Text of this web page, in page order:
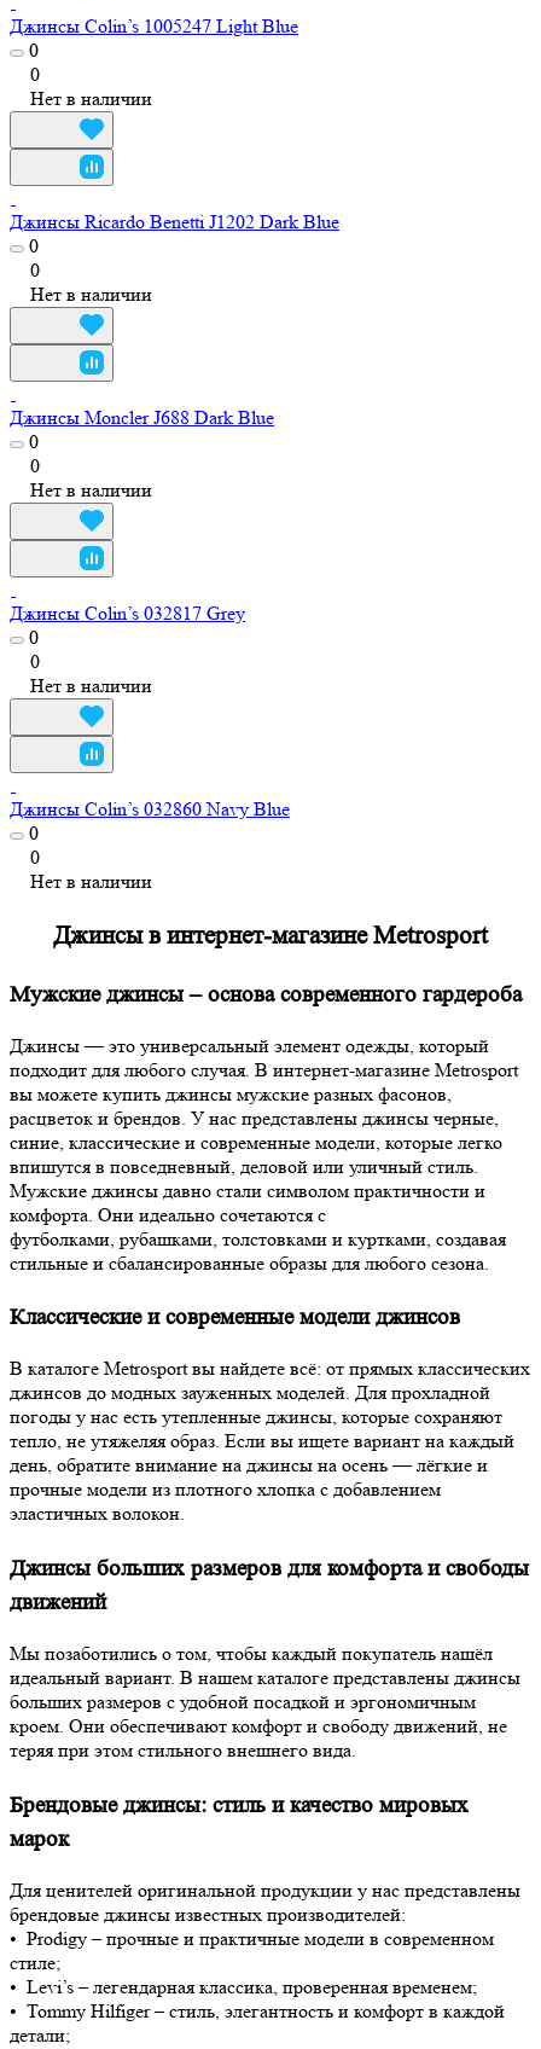
Джинсы Colin’s 1005247 Light Blue
0
0
Нет в наличии
Джинсы Ricardo Benetti J1202 Dark Blue
0
0
Нет в наличии
Джинсы Moncler J688 Dark Blue
0
0
Нет в наличии
Джинсы Colin’s 032817 Grey
0
0
Нет в наличии
Джинсы Colin’s 032860 Navy Blue
0
0
Нет в наличии
Джинсы в интернет-магазине Metrosport
Мужские джинсы – основа современного гардероба
Джинсы — это универсальный элемент одежды, который
подходит для любого случая. В интернет-магазине Metrosport
вы можете купить джинсы мужские разных фасонов,
расцветок и брендов. У нас представлены джинсы черные,
синие, классические и современные модели, которые легко
впишутся в повседневный, деловой или уличный стиль.
Мужские джинсы давно стали символом практичности и
комфорта. Они идеально сочетаются с
футболками, рубашками, толстовками и куртками, создавая
стильные и сбалансированные образы для любого сезона.
Классические и современные модели джинсов
В каталоге Metrosport вы найдете всё: от прямых классических
джинсов до модных зауженных моделей. Для прохладной
погоды у нас есть утепленные джинсы, которые сохраняют
тепло, не утяжеляя образ. Если вы ищете вариант на каждый
день, обратите внимание на джинсы на осень — лёгкие и
прочные модели из плотного хлопка с добавлением
эластичных волокон.
Джинсы больших размеров для комфорта и свободы
движений
Мы позаботились о том, чтобы каждый покупатель нашёл
идеальный вариант. В нашем каталоге представлены джинсы
больших размеров с удобной посадкой и эргономичным
кроем. Они обеспечивают комфорт и свободу движений, не
теряя при этом стильного внешнего вида.
Брендовые джинсы: стиль и качество мировых
марок
Для ценителей оригинальной продукции у нас представлены
брендовые джинсы известных производителей:
• Prodigy – прочные и практичные модели в современном
стиле;
• Levi’s – легендарная классика, проверенная временем;
• Tommy Hilfiger – стиль, элегантность и комфорт в каждой
детали;